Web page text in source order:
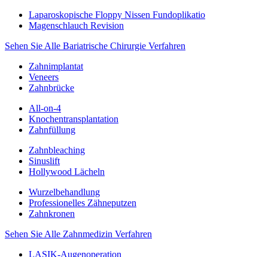
Laparoskopische Floppy Nissen Fundoplikatio
Magenschlauch Revision
Sehen Sie Alle Bariatrische Chirurgie Verfahren
Zahnimplantat
Veneers
Zahnbrücke
All-on-4
Knochentransplantation
Zahnfüllung
Zahnbleaching
Sinuslift
Hollywood Lächeln
Wurzelbehandlung
Professionelles Zähneputzen
Zahnkronen
Sehen Sie Alle Zahnmedizin Verfahren
LASIK-Augenoperation